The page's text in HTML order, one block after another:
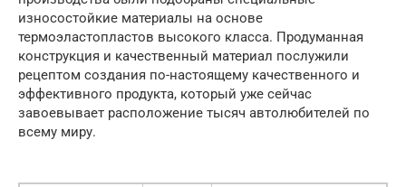
износостойкие материалы на основе
термоэлаcтопластов высокого класса. Продуманная
конструкция и качественный материал послужили
рецептом создания по-настоящему качественного и
эффективного продукта, который уже сейчас
завоевывает расположение тысяч автолюбителей по
всему миру.